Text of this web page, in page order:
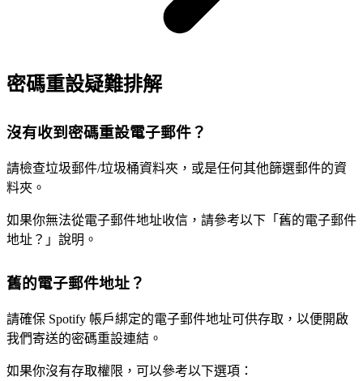
密碼重設疑難排解
沒有收到密碼重設電子郵件？
請檢查垃圾郵件/垃圾桶資料夾，或是任何其他篩選郵件的資
料夾。
如果你無法從電子郵件地址收信，請參考以下「舊的電子郵件
地址？」說明。
舊的電子郵件地址？
請確保 Spotify 帳戶綁定的電子郵件地址可供存取，以便開啟
我們寄送的密碼重設連結。
如果你沒有存取權限，可以參考以下選項：